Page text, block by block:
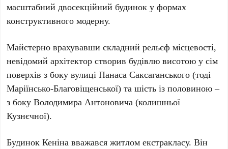
масштабний двосекційний будинок у формах
конструктивного модерну.
Майстерно врахувавши складний рельєф місцевості,
невідомий архітектор створив будівлю висотою усім
поверхів з боку вулиціПанаса Саксаганського (тоді
Маріїнсько-Благовіщенської) ташість із половиною–
з бокуВолодимира Антоновича (колишньої
Кузнєчної).
Будинок Кеніна вважався житлом екстракласу. Він